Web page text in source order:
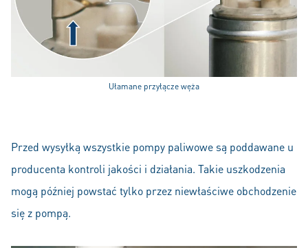
Ułamane przyłącze węża
Przed wysyłką wszystkie pompy paliwowe są poddawane u
producenta kontroli jakości i działania. Takie uszkodzenia
mogą później powstać tylko przez niewłaściwe obchodzenie
się z pompą.